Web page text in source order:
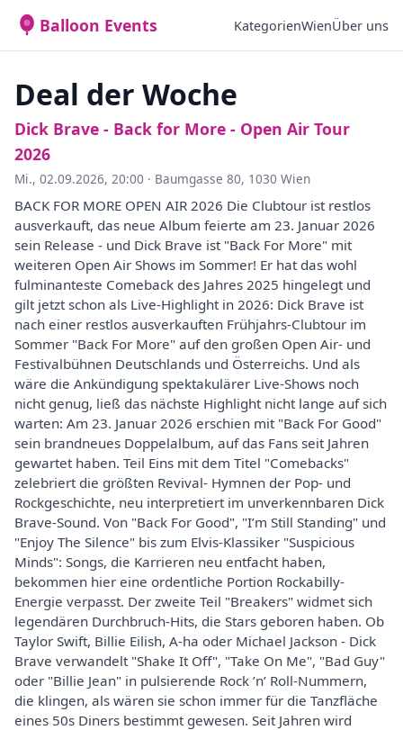
Balloon Events KategorienWienÜber uns
Deal der Woche
Dick Brave - Back for More - Open Air Tour
2026
Mi., 02.09.2026, 20:00 · Baumgasse 80, 1030 Wien
BACK FOR MORE OPEN AIR 2026 Die Clubtour ist restlos
ausverkauft, das neue Album feierte am 23. Januar 2026
sein Release - und Dick Brave ist "Back For More" mit
weiteren Open Air Shows im Sommer! Er hat das wohl
fulminanteste Comeback des Jahres 2025 hingelegt und
gilt jetzt schon als Live-Highlight in 2026: Dick Brave ist
nach einer restlos ausverkauften Frühjahrs-Clubtour im
Sommer "Back For More" auf den großen Open Air- und
Festivalbühnen Deutschlands und Österreichs. Und als
wäre die Ankündigung spektakulärer Live-Shows noch
nicht genug, ließ das nächste Highlight nicht lange auf sich
warten: Am 23. Januar 2026 erschien mit "Back For Good"
sein brandneues Doppelalbum, auf das Fans seit Jahren
gewartet haben. Teil Eins mit dem Titel "Comebacks"
zelebriert die größten Revival- Hymnen der Pop- und
Rockgeschichte, neu interpretiert im unverkennbaren Dick
Brave-Sound. Von "Back For Good", "I’m Still Standing" und
"Enjoy The Silence" bis zum Elvis-Klassiker "Suspicious
Minds": Songs, die Karrieren neu entfacht haben,
bekommen hier eine ordentliche Portion Rockabilly-
Energie verpasst. Der zweite Teil "Breakers" widmet sich
legendären Durchbruch-Hits, die Stars geboren haben. Ob
Taylor Swift, Billie Eilish, A-ha oder Michael Jackson - Dick
Brave verwandelt "Shake It Off", "Take On Me", "Bad Guy"
oder "Billie Jean" in pulsierende Rock ’n’ Roll-Nummern,
die klingen, als wären sie schon immer für die Tanzfläche
eines 50s Diners bestimmt gewesen. Seit Jahren wird